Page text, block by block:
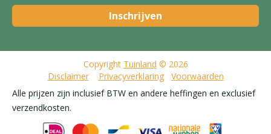
Copyright Tuinland © 2026
Disclaimer
Privacyverklaring
Voorwaarden
Alle prijzen zijn inclusief BTW en andere heffingen en exclusief
verzendkosten.